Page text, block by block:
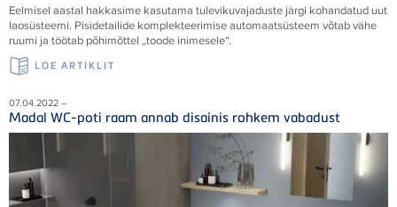
Eelmisel aastal hakkasime kasutama tulevikuvajaduste järgi kohandatud uut
laosüsteemi. Pisidetailide komplekteerimise automaatsüsteem võtab vähe
ruumi ja töötab põhimõttel „toode inimesele“.
LOE ARTIKLIT
07.04.2022 –
Madal WC-poti raam annab disainis rohkem vabadust